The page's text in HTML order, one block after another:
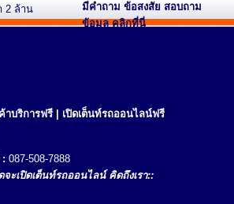
2 ล้าน
มีคำถาม ข้อสงสัย สอบถาม
ข้อมูลคลิกที่นี่
าบริการฟรี เปิดเต็นท์รถออนไลน์ฟรี
087-508-7888
ะเปิดเต็นท์รถออนไลน์คิดถึงเรา::